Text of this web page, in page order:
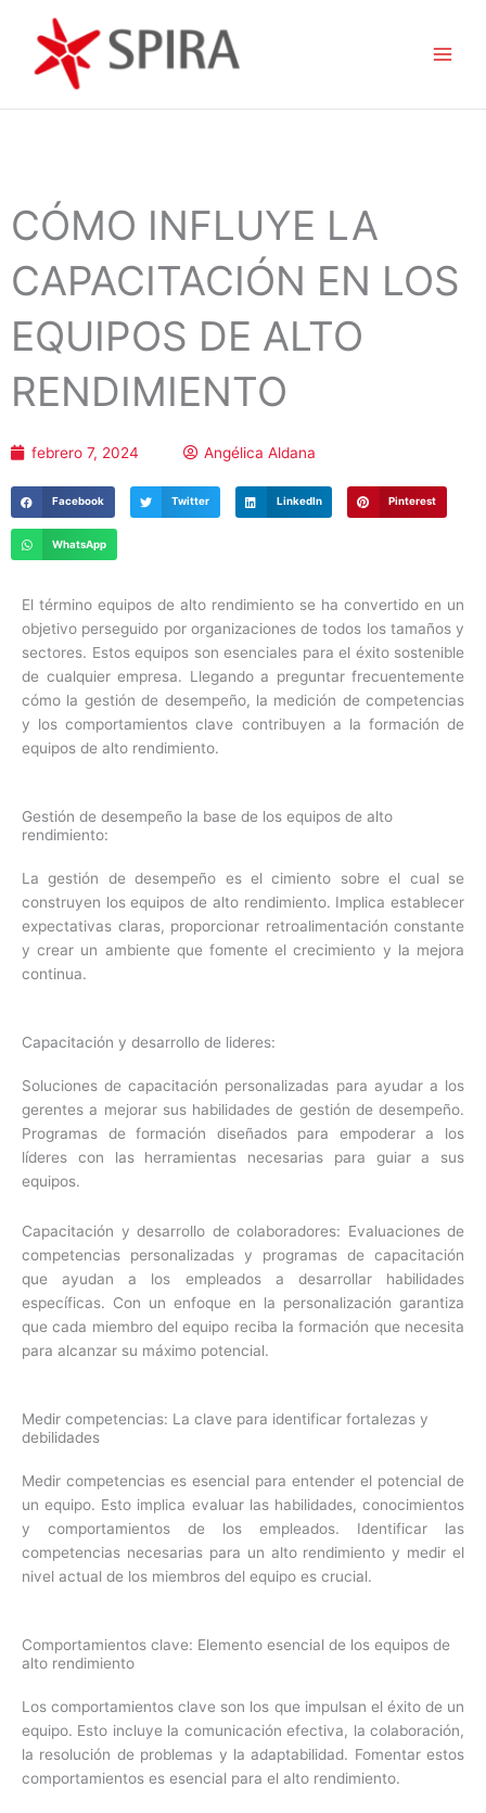
contenido
CÓMO INFLUYE LA
CAPACITACIÓN EN LOS
EQUIPOS DE ALTO
RENDIMIENTO
febrero 7, 2024 Angélica Aldana
Facebook Twitter LinkedIn Pinterest
WhatsApp
El término equipos de alto rendimiento se ha convertido en un
objetivo perseguido por organizaciones de todos los tamaños y
sectores. Estos equipos son esenciales para el éxito sostenible
de cualquier empresa. Llegando a preguntar frecuentemente
cómo la gestión de desempeño, la medición de competencias
y los comportamientos clave contribuyen a la formación de
equipos de alto rendimiento.
Gestión de desempeño la base de los equipos de alto
rendimiento:
La gestión de desempeño es el cimiento sobre el cual se
construyen los equipos de alto rendimiento. Implica establecer
expectativas claras, proporcionar retroalimentación constante
y crear un ambiente que fomente el crecimiento y la mejora
continua.
Capacitación y desarrollo de lideres:
Soluciones de capacitación personalizadas para ayudar a los
gerentes a mejorar sus habilidades de gestión de desempeño.
Programas de formación diseñados para empoderar a los
líderes con las herramientas necesarias para guiar a sus
equipos.
Capacitación y desarrollo de colaboradores: Evaluaciones de
competencias personalizadas y programas de capacitación
que ayudan a los empleados a desarrollar habilidades
específicas. Con un enfoque en la personalización garantiza
que cada miembro del equipo reciba la formación que necesita
para alcanzar su máximo potencial.
Medir competencias: La clave para identificar fortalezas y
debilidades
Medir competencias es esencial para entender el potencial de
un equipo. Esto implica evaluar las habilidades, conocimientos
y comportamientos de los empleados. Identificar las
competencias necesarias para un alto rendimiento y medir el
nivel actual de los miembros del equipo es crucial.
Comportamientos clave: Elemento esencial de los equipos de
alto rendimiento
Los comportamientos clave son los que impulsan el éxito de un
equipo. Esto incluye la comunicación efectiva, la colaboración,
la resolución de problemas y la adaptabilidad. Fomentar estos
comportamientos es esencial para el alto rendimiento.